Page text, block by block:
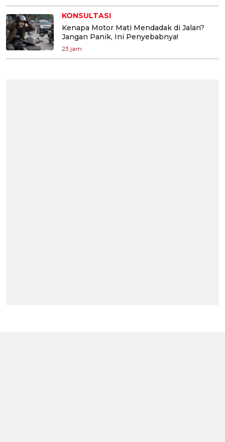
KONSULTASI
Kenapa Motor Mati Mendadak di Jalan?
Jangan Panik, Ini Penyebabnya!
23 jam